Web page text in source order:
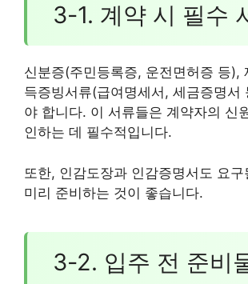
3-1. 계약 시 필수
신분증(주민등록증, 운전면허증 등),
득증빙서류(급여명세서, 세금증명서
야 합니다. 이 서류들은 계약자의 신
인하는 데 필수적입니다.
또한, 인감도장과 인감증명서도 요구
미리 준비하는 것이 좋습니다.
3-2. 입주 전 준비